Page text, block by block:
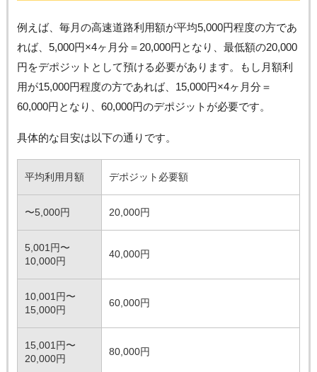
例えば、毎月の高速道路利用額が平均5,000円程度の方であ
れば、5,000円×4ヶ月分＝20,000円となり、最低額の20,000
円をデポジットとして預ける必要があります。もし月額利
用が15,000円程度の方であれば、15,000円×4ヶ月分＝
60,000円となり、60,000円のデポジットが必要です。
具体的な目安は以下の通りです。
平均利用月額 デポジット必要額
〜5,000円 20,000円
5,001円〜
10,000円
40,000円
10,001円〜
15,000円
60,000円
15,001円〜
20,000円
80,000円